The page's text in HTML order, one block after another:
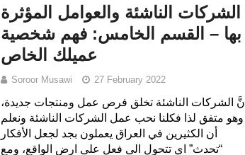
الشركات الناشئة والعوامل المؤثرة
بها – القسم الخامس: فهم شخصية
عميلك الخاص
Soroor Musawi 27 February 2022
إنَّ الشركات الناشئة تخلق فرص عمل ومنتجات جديدة،
وهو متفق لذا فكلنا نحب عمل الشركات الناشئة ونعلم
أن الكثيرين في العراق يعملون بجد لجعل الأفكار
“تحدث” اي تتحول الى فعل على ارض الواقع، ومع